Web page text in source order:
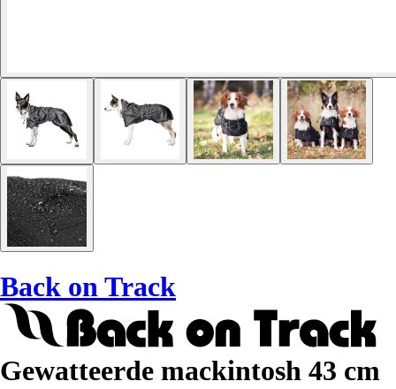
Back on Track
Gewatteerde mackintosh 43 cm